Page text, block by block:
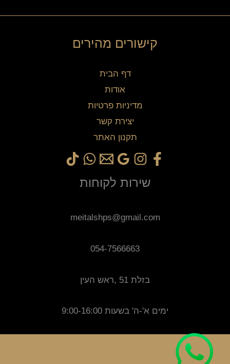
קישורים מהירים
דף הבית
אודות
מדיניות פרטיות
יצירת קשר
תקנון האתר
שירות לקוחות
meitalshps@gmail.com
054-7566663
בזלת 51 ,ראש העין
ימים א'-ה' בשעות 9:00-16:00